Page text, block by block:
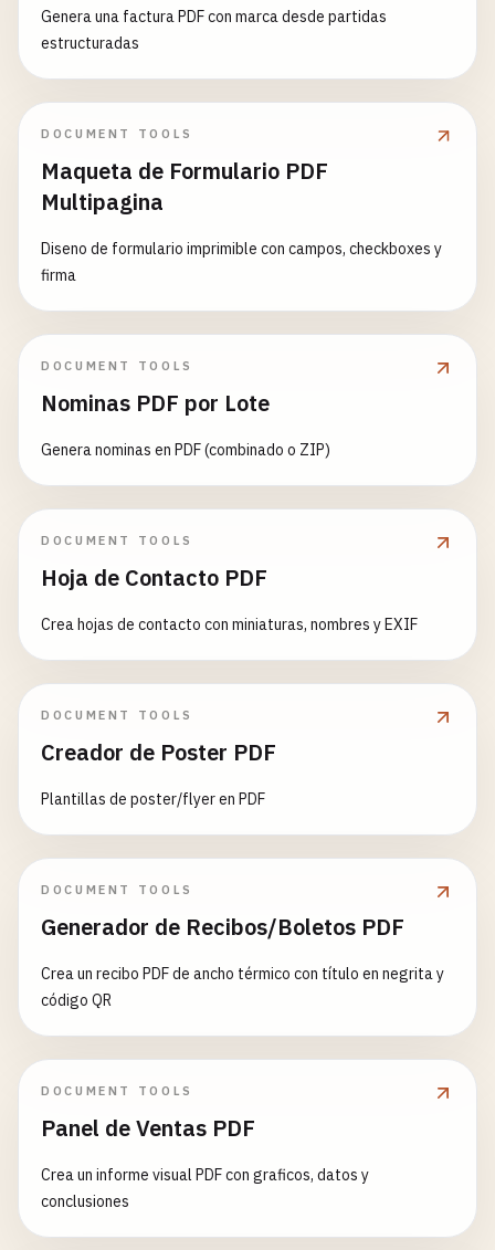
Genera una factura PDF con marca desde partidas
estructuradas
DOCUMENT TOOLS
Maqueta de Formulario PDF
Multipagina
Diseno de formulario imprimible con campos, checkboxes y
firma
DOCUMENT TOOLS
Nominas PDF por Lote
Genera nominas en PDF (combinado o ZIP)
DOCUMENT TOOLS
Hoja de Contacto PDF
Crea hojas de contacto con miniaturas, nombres y EXIF
DOCUMENT TOOLS
Creador de Poster PDF
Plantillas de poster/flyer en PDF
DOCUMENT TOOLS
Generador de Recibos/Boletos PDF
Crea un recibo PDF de ancho térmico con título en negrita y
código QR
DOCUMENT TOOLS
Panel de Ventas PDF
Crea un informe visual PDF con graficos, datos y
conclusiones